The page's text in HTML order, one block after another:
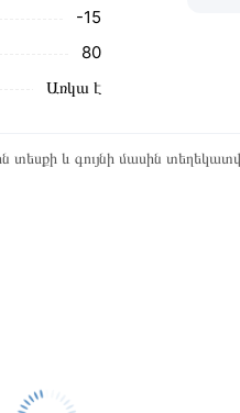
-15
80
Առկա է
և գույնի մասին